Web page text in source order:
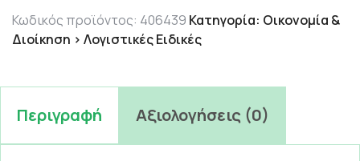
23.72 €.
Κωδικός προϊόντος: 406439 Κατηγορία: Οικονομία &
Διοίκηση > Λογιστικές Ειδικές
Περιγραφή Αξιολογήσεις (0)